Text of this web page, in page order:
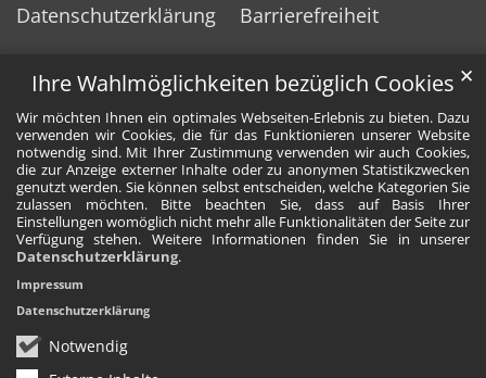
Ihre Wahlmöglichkeiten bezüglich Cookies
Wir möchten Ihnen ein optimales Webseiten-Erlebnis zu bieten. Dazu
verwenden wir Cookies, die für das Funktionieren unserer Website
notwendig sind. Mit Ihrer Zustimmung verwenden wir auch Cookies,
die zur Anzeige externer Inhalte oder zu anonymen Statistikzwecken
genutzt werden. Sie können selbst entscheiden, welche Kategorien Sie
zulassen möchten. Bitte beachten Sie, dass auf Basis Ihrer
Einstellungen womöglich nicht mehr alle Funktionalitäten der Seite zur
Verfügung stehen. Weitere Informationen finden Sie in unserer
Datenschutzerklärung.
Notwendig
✕
Impressum
Datenschutzerklärung
Datenschutzerklärung
Barrierefreiheit